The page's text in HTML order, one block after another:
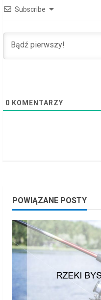
a
d
i
g
Subscribe
0 KOMENTARZY
POWIĄZANE POSTY